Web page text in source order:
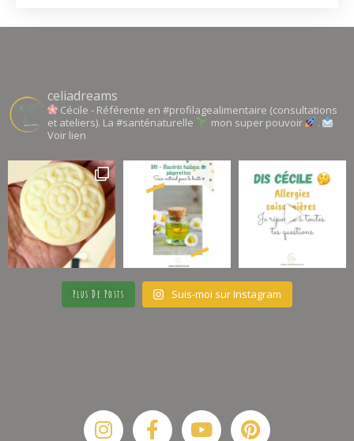
celiadreams
Cécile - Référente en #profilagealimentaire (consultations
et ateliers). La #santénaturelle
mon super pouvoir
.
Voir lien
Plus De Posts Suis-moi sur Instagram
InstagramFacebook-
f
YoutubePinterest